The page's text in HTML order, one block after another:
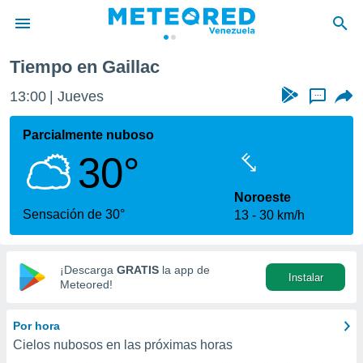
de
ha
que se
calidad.
a este
las
y
digital
basada
Tiempo en Gaillac
13:00 Jueves ...
Parcialmente nuboso
30°
Sensación de 30°
Noroeste
13
30 km/h
¡Descarga GRATIS la app de
Meteored!
Instalar
Por hora
Cielos nubosos en las próximas horas